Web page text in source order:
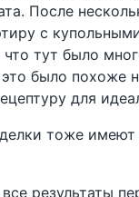
После
с
что тут было
было похоже
для
тоже
результаты